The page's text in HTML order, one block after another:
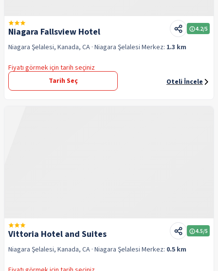
Niagara Fallsview Hotel 4.2/5
Niagara Şelalesi, Kanada, CA · Niagara Şelalesi Merkez: 1.3 km
Fiyatı görmek için tarih seçiniz
Tarih Seç
Oteli İncele
Vittoria Hotel and Suites 4.5/5
Niagara Şelalesi, Kanada, CA · Niagara Şelalesi Merkez: 0.5 km